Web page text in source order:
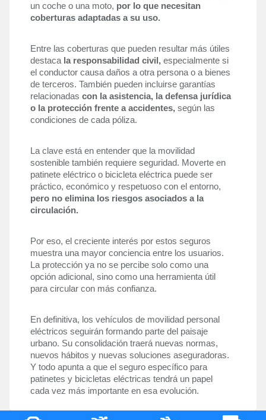
un coche o una moto, por lo que necesitan
coberturas adaptadas a su uso.
Entre las coberturas que pueden resultar más útiles
destaca la responsabilidad civil, especialmente si
el conductor causa daños a otra persona o a bienes
de terceros. También pueden incluirse garantías
relacionadas con la asistencia, la defensa jurídica
o la protección frente a accidentes, según las
condiciones de cada póliza.
La clave está en entender que la movilidad
sostenible también requiere seguridad. Moverte en
patinete eléctrico o bicicleta eléctrica puede ser
pero no elimina los riesgos asociados a la
circulación.
Por eso, el creciente interés por estos seguros
muestra una mayor conciencia entre los usuarios.
La protección ya no se percibe solo como una
opción adicional, sino como una herramienta útil
para circular con más confianza.
En definitiva, los vehículos de movilidad personal
eléctricos seguirán formando parte del paisaje
urbano. Su consolidación traerá nuevas normas,
nuevos hábitos y nuevas soluciones aseguradoras.
Y todo apunta a que el seguro específico para
patinetes y bicicletas eléctricas tendrá un papel
cada vez más importante en esa evolución.